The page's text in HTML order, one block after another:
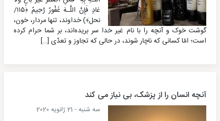
عَادٍ فَإِنَّ اللَّـهَ غَفُورٌ رَّحِيمٌ ﴿١١٥/
نحل﴾) خداوند، تنها مردار، خون،
گوشت خوک و آنچه را با نام غیر خدا سر بریده‌اند، بر شما حرام کرده
است؛ امّا کسانی که ناچار شوند، در حالی که تجاوز و تعدّی […]
آنچه انسان را از پزشک، بی نیاز می کند
سه شنبه - 21 ژانویه 2020